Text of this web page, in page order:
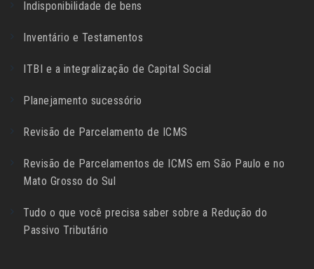
Indisponibilidade de bens
Inventário e Testamentos
ITBI e a integralização de Capital Social
Planejamento sucessório
Revisão de Parcelamento de ICMS
Revisão de Parcelamentos de ICMS em São Paulo e no
Mato Grosso do Sul
Tudo o que você precisa saber sobre a Redução do
Passivo Tributário